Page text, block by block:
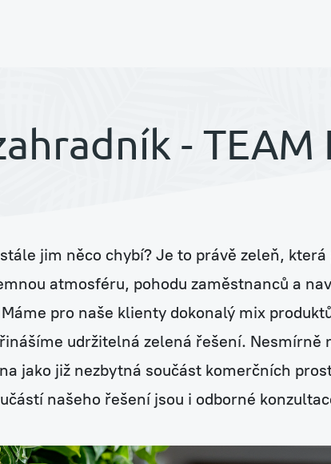
- TEAM
jim něco chybí? Je to právě zeleň,
atmosféru, pohodu zaměstnanců a
pro naše klienty dokonalý mix
udržitelná zelená řešení. Nesmírně
jako již nezbytná součást komerčních
našeho řešení jsou i odborné